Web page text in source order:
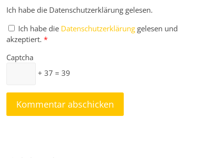
Ich habe die Datenschutzerklärung gelesen.
Ich habe die Datenschutzerklärung gelesen und
akzeptiert. *
Captcha
+ 37 = 39